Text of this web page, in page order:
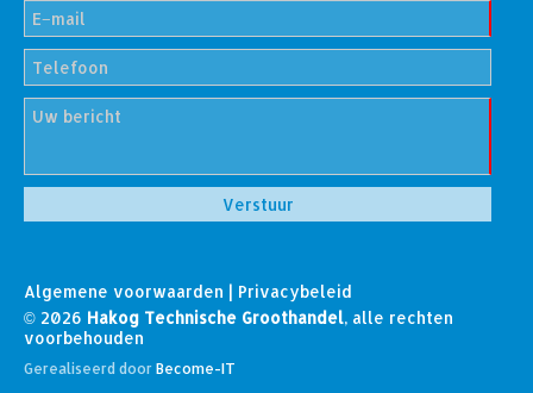
Algemene voorwaarden | Privacybeleid
© 2026 Hakog Technische Groothandel, alle rechten
voorbehouden
Gerealiseerd door Become-IT